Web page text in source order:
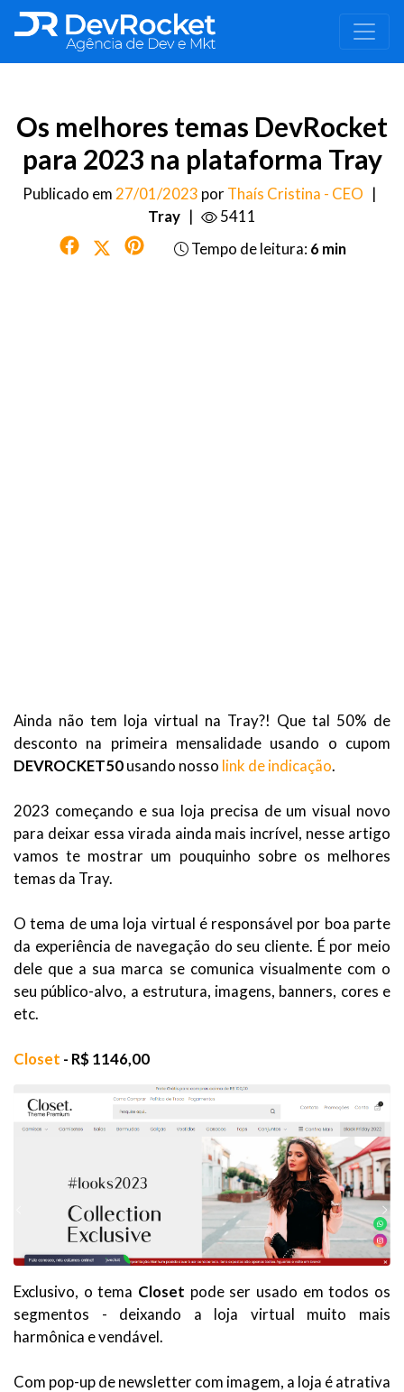
Os melhores temas DevRocket
para 2023 na plataforma Tray
Publicado em 27/01/2023 porThaís Cristina - CEO |
Tray |
5411
Tempo de leitura: 6 min
Ainda não tem loja virtual na Tray?! Que tal 50% de
desconto na primeira mensalidade usando o cupom
DEVROCKET50usando nosso link de indicação.
2023 começando e sua loja precisa de um visual novo
para deixar essa virada ainda mais incrível, nesse artigo
vamos te mostrar um pouquinho sobre os melhores
temas da Tray.
O tema de uma loja virtual é responsável por boa parte
da experiência de navegação do seu cliente. É por meio
dele que a sua marca se comunica visualmente com o
seu público-alvo, a estrutura, imagens, banners, cores e
etc.
Closet - R$ 1146,00
Exclusivo, o tema Closet pode ser usado em todos os
segmentos - deixando a loja virtual muito mais
harmônica e vendável.
Com pop-up de newsletter com imagem, a loja é atrativa